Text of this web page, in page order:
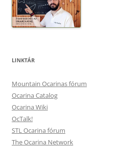
LINKTÁR
Mountain Ocarinas fórum
Ocarina Catalog
Ocarina Wiki
OcTalk!
STL Ocarina fórum
The Ocarina Network